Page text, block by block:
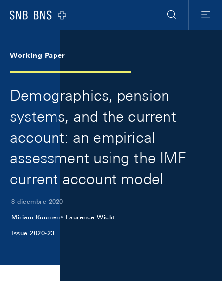
Logo
Ricerca
Menu
Working Paper
Demographics, pension
systems, and the current
account: an empirical
assessment using the IMF
current account model
8 dicembre 2020
Miriam Koomen Laurence Wicht
Issue 2020-23